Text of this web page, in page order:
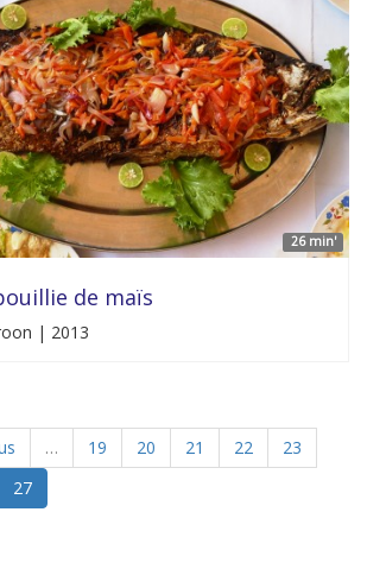
26 min'
de maïs
| 2013
… 19 20 21 22
23
27